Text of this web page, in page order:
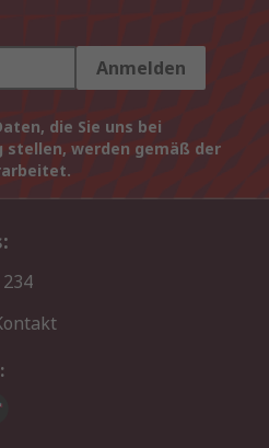
Anmelden
die Sie uns bei
stellen, werden gemäß der